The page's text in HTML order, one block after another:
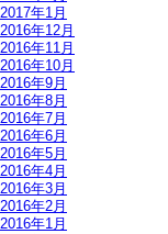
2017年1月
2016年12月
2016年11月
2016年10月
2016年9月
2016年8月
2016年7月
2016年6月
2016年5月
2016年4月
2016年3月
2016年2月
2016年1月